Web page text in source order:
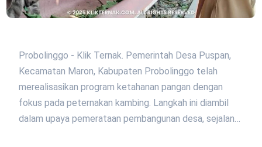
Probolinggo - Klik Ternak. Pemerintah Desa Puspan,
Kecamatan Maron, Kabupaten Probolinggo telah
merealisasikan program ketahanan pangan dengan
fokus pada peternakan kambing. Langkah ini diambil
dalam upaya pemerataan pembangunan desa, sejalan…